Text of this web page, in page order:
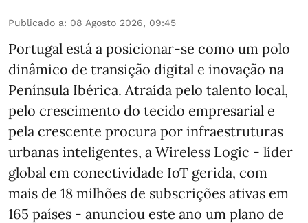
Publicado a: 08 Agosto 2026, 09:45
Portugal está a posicionar-se como um polo
dinâmico de transição digital e inovação na
Península Ibérica. Atraída pelo talento local,
pelo crescimento do tecido empresarial e
pela crescente procura por infraestruturas
urbanas inteligentes, a Wireless Logic - líder
global em conectividade IoT gerida, com
mais de 18 milhões de subscrições ativas em
165 países - anunciou este ano um plano de